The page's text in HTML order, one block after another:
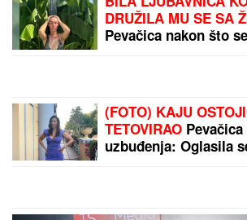
DRUŽILA MU SE SA
Pevačica nakon što
(FOTO) KAJU
TETOVIRAO
uzbuđenja: Oglasila